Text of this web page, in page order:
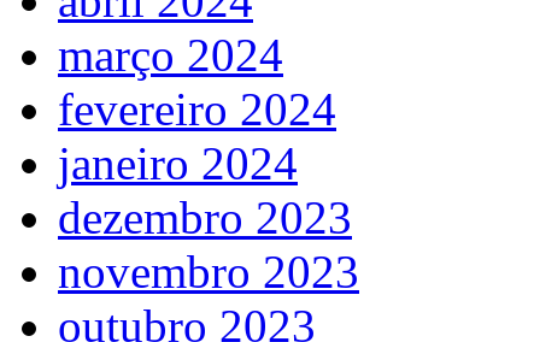
março 2024
fevereiro 2024
janeiro 2024
dezembro 2023
novembro 2023
outubro 2023